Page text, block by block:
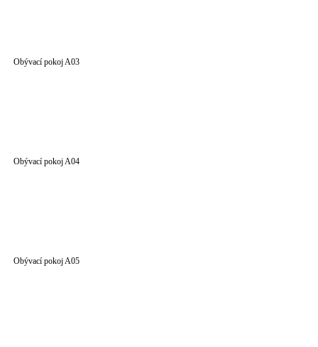
Obývací pokoj A03
Obývací pokoj A04
Obývací pokoj A05